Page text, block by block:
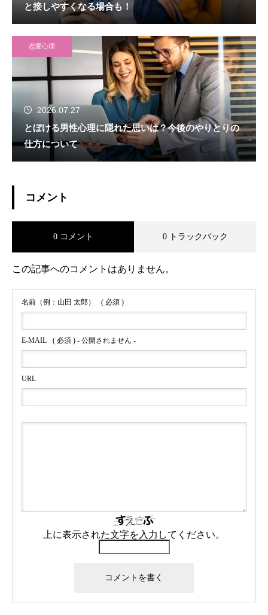
と接しやすくなる場合も！
恋愛心理
2026.07.27
とぼける男性心理に隠れた思いは？今後のやりとりの
仕方について
コメント
0 コメント 0 トラックバック
この記事へのコメントはありません。
名前（例：山田 太郎） ( 必須 )
E-MAIL ( 必須 ) - 公開されません -
URL
上に表示された文字を入力してください。